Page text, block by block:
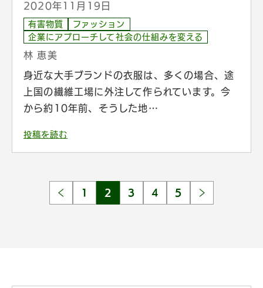
2020年11月19日
有害物質
ファッション
企業にアプローチして社会の仕組みを変える
林 恵美
身近な大手ブランドの衣服は、多くの場合、途
上国の繊維工場に外注して作られています。今
から約10年前、そうした地…
投稿を読む
1 2 3 4 5